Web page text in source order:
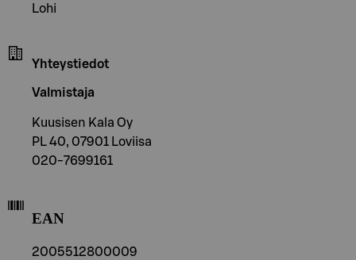
Lohi
Yhteystiedot
Valmistaja
Kuusisen Kala Oy
PL 40, 07901 Loviisa
020-7699161
EAN
2005512800009